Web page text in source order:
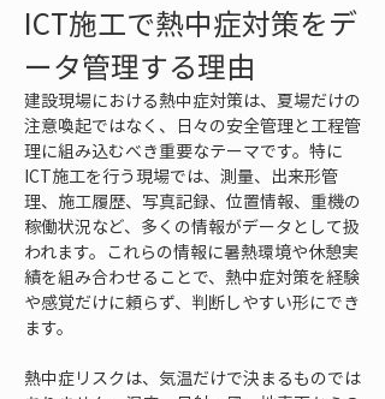
ICT施工で熱中症対策をデ
ータ管理する理由
建設現場における熱中症対策は、夏場だけの
注意喚起ではなく、日々の安全管理と工程管
理に組み込むべき重要なテーマです。特に
ICT施工を行う現場では、測量、出来形管
理、施工履歴、写真記録、位置情報、重機の
稼働状況など、多くの情報がデータとして扱
われます。これらの情報に暑熱環境や休憩実
績を組み合わせることで、熱中症対策を経験
や感覚だけに頼らず、判断しやすい形にでき
ます。
熱中症リスクは、気温だけで決まるものでは